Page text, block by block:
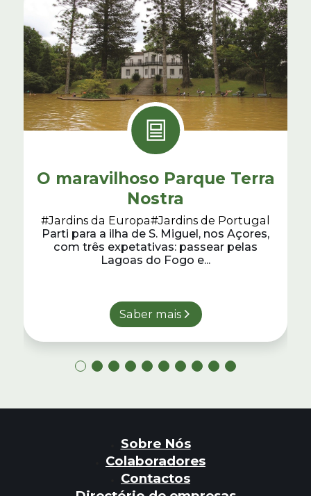
O maravilhoso Parque Terra
Nostra
#Jardins da Europa#Jardins de Portugal
Parti para a ilha de S. Miguel, nos Açores,
com três expetativas: passear pelas
Lagoas do Fogo e...
Saber mais
Sobre Nós
Colaboradores
Contactos